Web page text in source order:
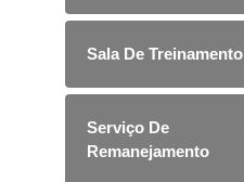
Sala De Treinamento
Serviço De
Remanejamento